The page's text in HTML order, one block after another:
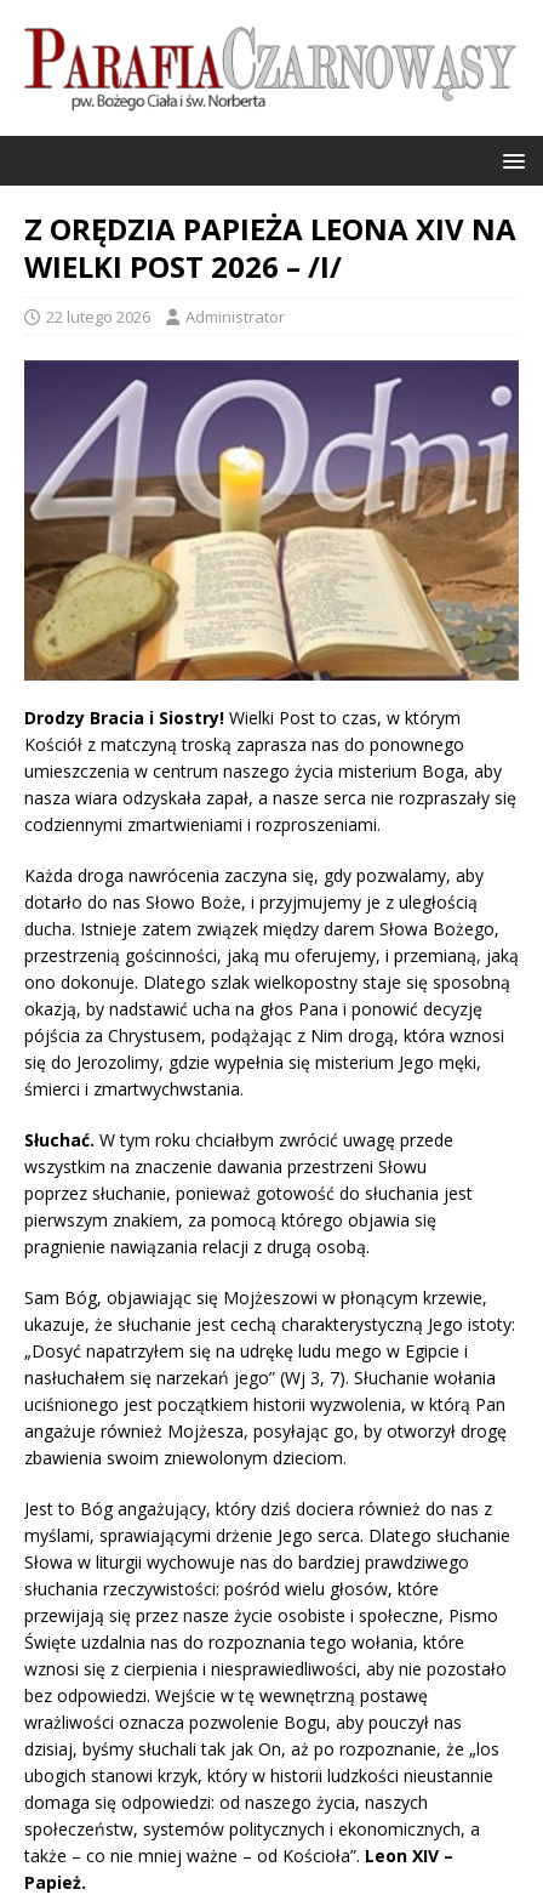
Z ORĘDZIA PAPIEŻA LEONA XIV NA
WIELKI POST 2026 – /I/
22 lutego 2026 Administrator
Drodzy Bracia i Siostry! Wielki Post to czas, w którym
Kościół z matczyną troską zaprasza nas do ponownego
umieszczenia w centrum naszego życia misterium Boga, aby
nasza wiara odzyskała zapał, a nasze serca nie rozpraszały się
codziennymi zmartwieniami i rozproszeniami.
Każda droga nawrócenia zaczyna się, gdy pozwalamy, aby
dotarło do nas Słowo Boże, i przyjmujemy je z uległością
ducha. Istnieje zatem związek między darem Słowa Bożego,
przestrzenią gościnności, jaką mu oferujemy, i przemianą, jaką
ono dokonuje. Dlatego szlak wielkopostny staje się sposobną
okazją, by nadstawić ucha na głos Pana i ponowić decyzję
pójścia za Chrystusem, podążając z Nim drogą, która wznosi
się do Jerozolimy, gdzie wypełnia się misterium Jego męki,
śmierci i zmartwychwstania.
Słuchać. W tym roku chciałbym zwrócić uwagę przede
wszystkim na znaczenie dawania przestrzeni Słowu
poprzez słuchanie, ponieważ gotowość do słuchania jest
pierwszym znakiem, za pomocą którego objawia się
pragnienie nawiązania relacji z drugą osobą.
Sam Bóg, objawiając się Mojżeszowi w płonącym krzewie,
ukazuje, że słuchanie jest cechą charakterystyczną Jego istoty:
„Dosyć napatrzyłem się na udrękę ludu mego w Egipcie i
nasłuchałem się narzekań jego” (Wj 3, 7). Słuchanie wołania
uciśnionego jest początkiem historii wyzwolenia, w którą Pan
angażuje również Mojżesza, posyłając go, by otworzył drogę
zbawienia swoim zniewolonym dzieciom.
Jest to Bóg angażujący, który dziś dociera również do nas z
myślami, sprawiającymi drżenie Jego serca. Dlatego słuchanie
Słowa w liturgii wychowuje nas do bardziej prawdziwego
słuchania rzeczywistości: pośród wielu głosów, które
przewijają się przez nasze życie osobiste i społeczne, Pismo
Święte uzdalnia nas do rozpoznania tego wołania, które
wznosi się z cierpienia i niesprawiedliwości, aby nie pozostało
bez odpowiedzi. Wejście w tę wewnętrzną postawę
wrażliwości oznacza pozwolenie Bogu, aby pouczył nas
dzisiaj, byśmy słuchali tak jak On, aż po rozpoznanie, że „los
ubogich stanowi krzyk, który w historii ludzkości nieustannie
domaga się odpowiedzi: od naszego życia, naszych
społeczeństw, systemów politycznych i ekonomicznych, a
także – co nie mniej ważne – od Kościoła”. Leon XIV –
Papież.